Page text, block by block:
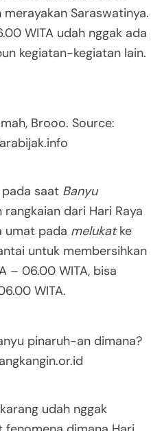
Saraswatinya.
WITA udah nggak ada
kegiatan-kegiatan lain.
Brooo. Source:
pada saat Banyu
dari Hari Raya
umat pada melukatke
untuk membersihkan
– 06.00 WITA, bisa
WITA.
pinaruh-an dimana?
udah nggak